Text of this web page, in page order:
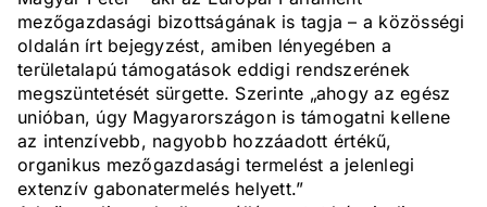
mezőgazdasági bizottságának is tagja – a közösségi
oldalán írt bejegyzést, amiben lényegében a
területalapú támogatások eddigi rendszerének
megszüntetését sürgette. Szerinte „ahogy az egész
unióban, úgy Magyarországon is támogatni kellene
az intenzívebb, nagyobb hozzáadott értékű,
organikus mezőgazdasági termelést a jelenlegi
extenzív gabonatermelés helyett.”